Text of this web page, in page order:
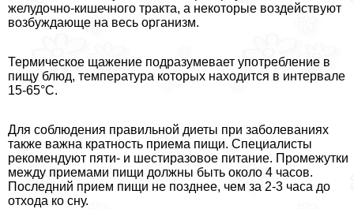
желудочно-кишечного тpaкта, а некоторые воздействуют
возбуждающе на весь организм.
Термическое щажение подразумевает употрeбление в
пищу блюд, температура которых находится в интервале
15-65°С.
Для соблюдения правильной диеты при заболеваниях
также важна кратность приема пищи. Специалисты
рекомендуют пяти- и шестиразовое питание. Промежутки
между приемами пищи должны быть около 4 часов.
Последний прием пищи не позднее, чем за 2-3 часа до
отхода ко сну.